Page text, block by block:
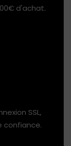
d'achat.
SSL,
confiance.